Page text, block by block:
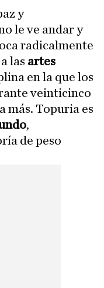
y
le ve andar y
radicalmente
las artes
en la que los
veinticinco
más. Topuria es
,
de peso